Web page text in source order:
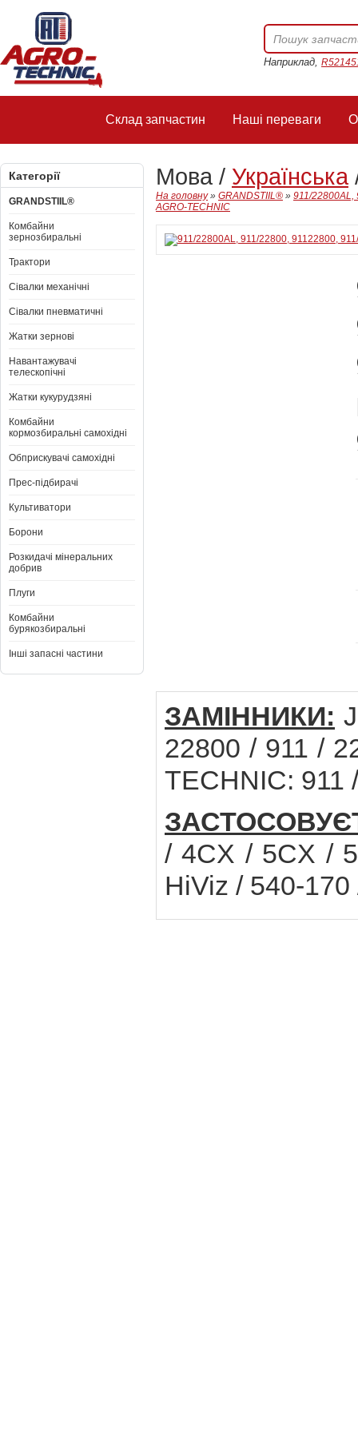
Наприклад,
Склад запчастин Наші переваги
Категорії
GRANDSTIIL®
Комбайни
зернозбиральні
Трактори
Сівалки механічні
Сівалки пневматичні
Жатки зернові
Навантажувачі
телескопічні
Жатки кукурудзяні
Комбайни
кормозбиральні самохідні
Обприскувачі самохідні
Прес-підбирачі
Культиватори
Борони
Розкидачі мінеральних
добрив
Плуги
Комбайни
бурякозбиральні
Інші запасні частини
Мова / Українська
На головну» GRANDSTIIL® » 911/22800AL,
AGRO-TECHNIC
ЗАМІННИКИ:
22800 / 911 /
TECHNIC: 911
/ 4CX / 5CX /
HiViz / 540-